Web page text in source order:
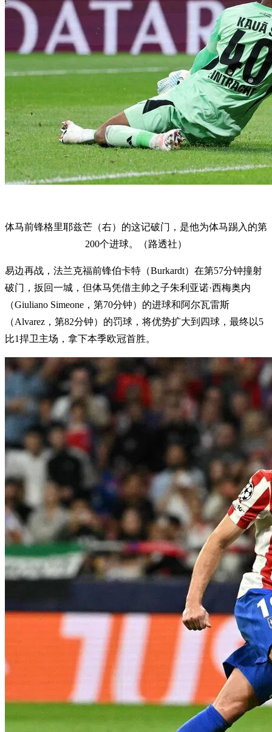
体马前锋格里耶兹芒（右）的这记破门，是他为体马踢入的第
200个进球。（路透社）
易边再战，法兰克福前锋伯卡特（Burkardt）在第57分钟撞射
破门，扳回一城，但体马凭借主帅之子朱利亚诺·西梅奥内
（Giuliano Simeone，第70分钟）的进球和阿尔瓦雷斯
（Alvarez，第82分钟）的罚球，将优势扩大到四球，最终以5
比1捍卫主场，拿下本季欧冠首胜。